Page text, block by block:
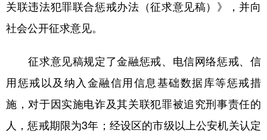
关联违法犯罪联合惩戒办法（征求意见稿）》，并向
社会公开征求意见。
征求意见稿规定了金融惩戒、电信网络惩戒、信
用惩戒以及纳入金融信用信息基础数据库等惩戒措
施，对于因实施电诈及其关联犯罪被追究刑事责任的
人，惩戒期限为3年；经设区的市级以上公安机关认定